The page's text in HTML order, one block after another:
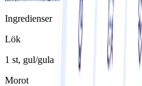
Ingredienser
Lök
1 st, gul/gula
Morot